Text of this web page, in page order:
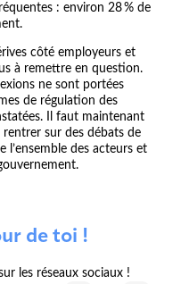
: environ 28 % de
côté employeurs et
à remettre en question.
ne sont portées
de régulation des
Il faut maintenant
sur des débats de
l’ensemble des acteurs et
de toi !
les réseaux sociaux !